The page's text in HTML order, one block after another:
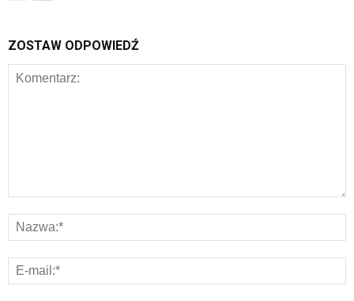
ZOSTAW ODPOWIEDŹ